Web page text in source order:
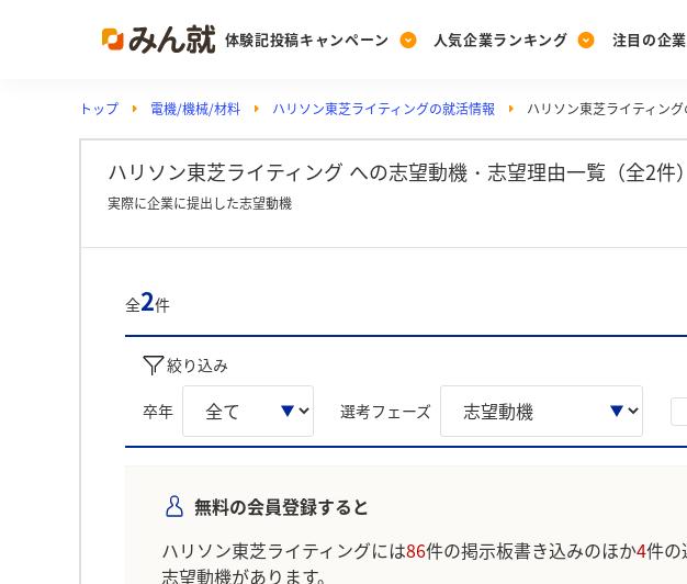
体験記投稿キャンペーン
Post
投稿する
[27卒] 本選
人気企業ランキング
Ranking
ランキングを見る
みんなのDX
Vote
注目の企
PickUp
注目の企業特集
トップ 電機/機械/材料 ハリソン東芝ライティングの就活情報 ハリソン東芝ライティン
ハリソン東芝ライティング への志望動機・志望理由一覧（全2件）
実際に企業に提出した志望動機
全2件
絞り込み
卒年 選考フェーズ
無料の会員登録すると
ハリソン東芝ライティングには86件の掲示板書き込みのほか4件の
志望動機があります。